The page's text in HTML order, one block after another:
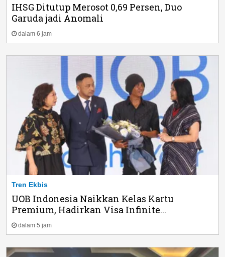
IHSG Ditutup Merosot 0,69 Persen, Duo
Garuda jadi Anomali
dalam 6 jam
Tren Ekbis
UOB Indonesia Naikkan Kelas Kartu
Premium, Hadirkan Visa Infinite...
dalam 5 jam